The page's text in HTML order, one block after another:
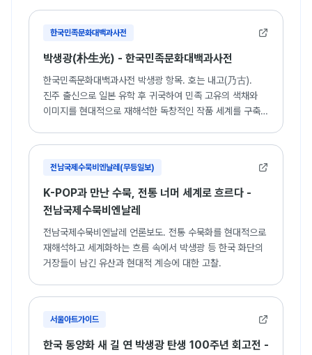
한국민족문화대백과사전
박생광(朴生光) - 한국민족문화대백과사전
한국민족문화대백과사전 박생광 항목. 호는 내고(乃古).
진주 출신으로 일본 유학 후 귀국하여 민족 고유의 색채와
이미지를 현대적으로 재해석한 독창적인 작품 세계를 구축한
전남국제수묵비엔날레(무등일보)
K-POP과 만난 수묵, 전통 너머 세계로 흐르다 -
전남국제수묵비엔날레
전남국제수묵비엔날레 언론보도. 전통 수묵화를 현대적으로
재해석하고 세계화하는 흐름 속에서 박생광 등 한국 화단의
거장들이 남긴 유산과 현대적 계승에 대한 고찰.
서울아트가이드
한국 동양화 새 길 연 박생광 탄생 100주년 회고전 -